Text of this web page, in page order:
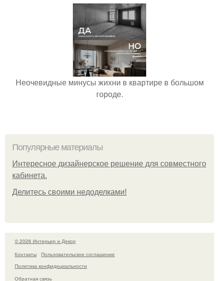
Неочевидные минусы жихни в квартире в большом
городе.
Популярные материалы
Интересное дизайнерское решение для совместного
кабинета.
Делитесь своими недоделками!
© 2026 Интерьер и Декор
Контакты
Пользовательское соглашение
Политика конфидециальности
Обратная связь